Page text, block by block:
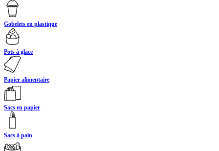
Gobelets en plastique
Pots à glace
Papier alimentaire
Sacs en papier
Sacs à pain